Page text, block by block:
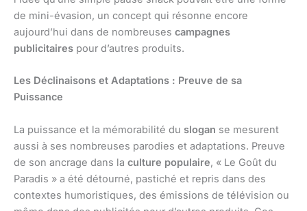
de mini-évasion, un concept qui résonne encore
aujourd’hui dans de nombreuses campagnes
publicitaires pour d’autres produits.
Les Déclinaisons et Adaptations : Preuve de sa
Puissance
La puissance et la mémorabilité du slogan se mesurent
aussi à ses nombreuses parodies et adaptations. Preuve
de son ancrage dans la culture populaire, « Le Goût du
Paradis » a été détourné, pastiché et repris dans des
contextes humoristiques, des émissions de télévision ou